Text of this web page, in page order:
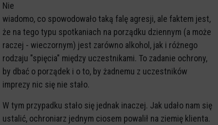
Nie
wiadomo, co spowodowało taką falę agresji, ale faktem jest,
że na tego typu spotkaniach na porządku dziennym (a może
raczej - wieczornym) jest zarówno alkohol, jak i różnego
rodzaju "spięcia" między uczestnikami. To zadanie ochrony,
by dbać o porządek i o to, by żadnemu z uczestników
imprezy nic się nie stało.
W tym przypadku stało się jednak inaczej. Jak udało nam się
ustalić, ochroniarz jednym ciosem powalił na ziemię klienta.